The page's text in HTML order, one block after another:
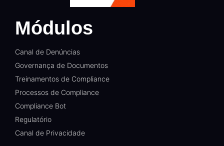
Módulos
Canal de Denúncias
Governança de Documentos
Treinamentos de Compliance
Processos de Compliance
Compliance Bot
Regulatório
Canal de Privacidade